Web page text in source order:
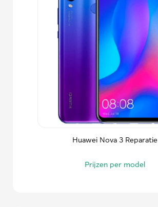
Huawei Nova 3 Reparatie
Prijzen per model